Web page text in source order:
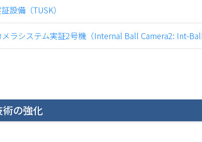
設備（TUSK）
ラシステム実証2号機（Internal Ball Camera2: Int-
の強化